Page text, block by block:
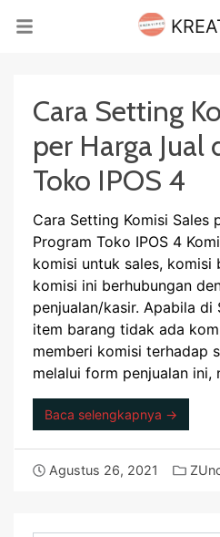
Cara Setting
per Harga Jual
Toko IPOS 4
Cara Setting Komisi Sales
Program Toko IPOS 4
komisi untuk sales, komisi
komisi ini berhubungan
penjualan/kasir. Apabila
item barang tidak ada
memberi komisi terhadap
melalui form penjualan ini,
Baca selengkapnya →
Agustus 26, 2021